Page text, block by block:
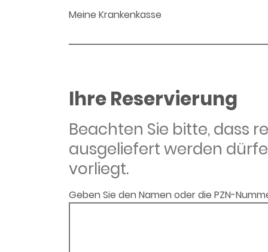
Meine Krankenkasse
Ihre Reservierung
Beachten Sie bitte, dass
ausgeliefert werden
vorliegt.
Geben Sie den Namen oder die PZN-